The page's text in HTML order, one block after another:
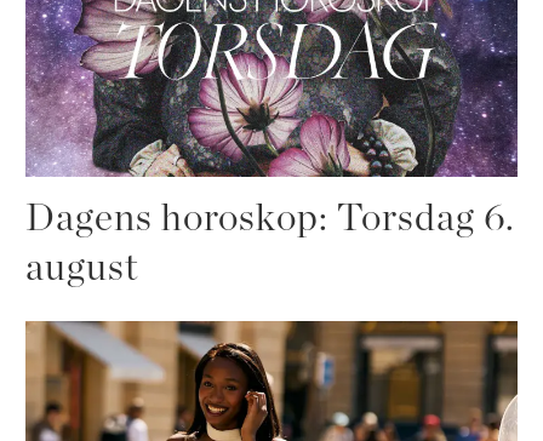
Dagens horoskop: Torsdag 6.
august